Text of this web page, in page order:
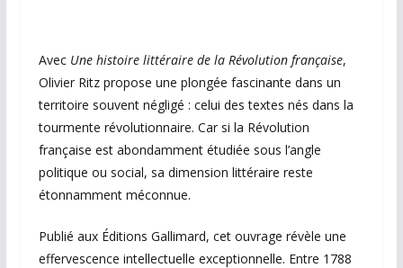
Avec Une histoire littéraire de la Révolution française,
Olivier Ritz propose une plongée fascinante dans un
territoire souvent négligé : celui des textes nés dans la
tourmente révolutionnaire. Car si la Révolution
française est abondamment étudiée sous l’angle
politique ou social, sa dimension littéraire reste
étonnamment méconnue.
Publié aux Éditions Gallimard, cet ouvrage révèle une
effervescence intellectuelle exceptionnelle. Entre 1788